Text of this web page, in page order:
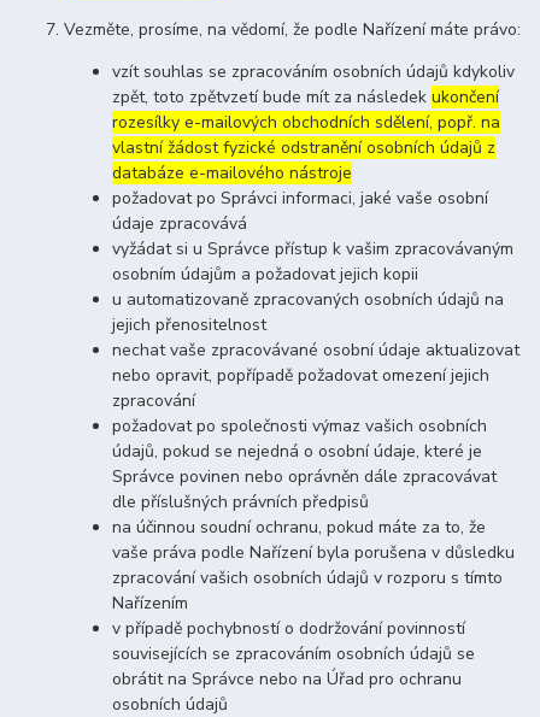
Vezměte, prosíme, na vědomí, že podle Nařízení máte právo:
vzít souhlas se zpracováním osobních údajů kdykoliv
zpět, toto zpětvzetí bude mít za následekukončení
rozesílky e-mailových obchodních sdělení, popř. na
vlastní žádost fyzické odstranění osobních údajů z
databáze e-mailového nástroje
požadovat po Správci informaci, jaké vaše osobní
údaje zpracovává
vyžádat si u Správce přístup k vašim zpracovávaným
osobním údajům a požadovat jejich kopii
u automatizovaně zpracovaných osobních údajů na
jejich přenositelnost
nechat vaše zpracovávané osobní údaje aktualizovat
nebo opravit, popřípadě požadovat omezení jejich
zpracování
požadovat po společnosti výmaz vašich osobních
údajů, pokud se nejedná o osobní údaje, které je
Správce povinen nebo oprávněn dále zpracovávat
dle příslušných právních předpisů
na účinnou soudní ochranu, pokud máte za to, že
vaše práva podle Nařízení byla porušena v důsledku
zpracování vašich osobních údajů v rozporu s tímto
Nařízením
v případě pochybností o dodržování povinností
souvisejících se zpracováním osobních údajů se
obrátit na Správce nebo na Úřad pro ochranu
osobních údajů